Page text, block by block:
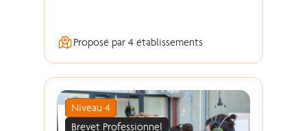
Proposé par 4 établissements
Niveau 4
Brevet Professionnel